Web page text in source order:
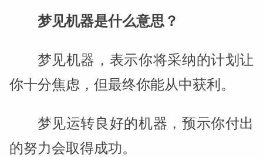
梦见机器是什么意思？
梦见机器，表示你将采纳的计划让
你十分焦虑，但最终你能从中获利。
梦见运转良好的机器，预示你付出
的努力会取得成功。